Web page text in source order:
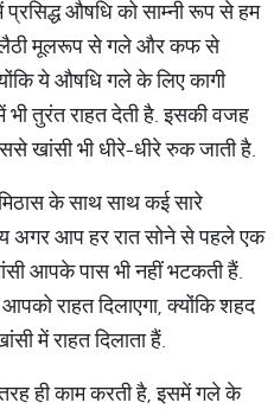
औषधि को साम्नी रूप से हम
मूलरूप से गले और कफ से
ये औषधि गले के लिए कागी
तुरंत राहत देती है. इसकी वजह
खांसी भी धीरे-धीरे रुक जाती है.
के साथ साथ कई सारे
अगर आप हर रात सोने से पहले एक
आपके पास भी नहीं भटकती हैं.
राहत दिलाएगा, क्योंकि शहद
में राहत दिलाता हैं.
ही काम करती है, इसमें गले के